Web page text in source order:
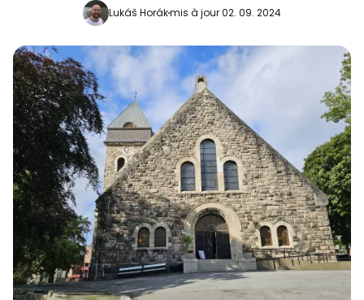
Lukáš Horákmis à jour 02. 09. 2024
Continuer avec Google
Continuer avec Facebook
Poursuivre avec le courrier
électronique